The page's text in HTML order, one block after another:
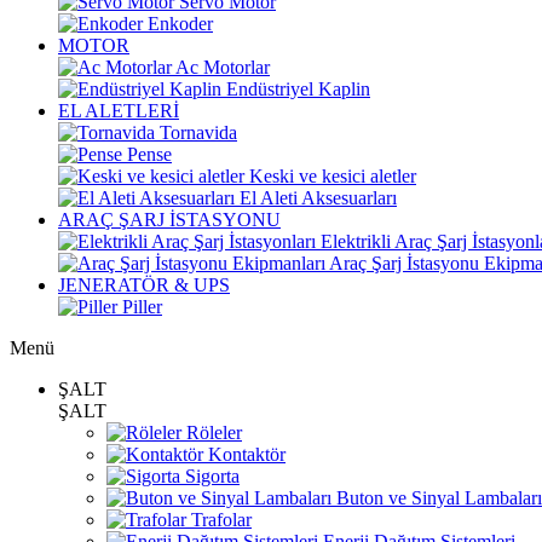
Enkoder
MOTOR
Ac Motorlar
Endüstriyel Kaplin
EL ALETLERİ
Tornavida
Pense
Keski ve kesici aletler
El Aleti Aksesuarları
ARAÇ ŞARJ İSTASYONU
Elektrikli Araç Şarj
Araç Şarj İstasyonu
JENERATÖR & UPS
Piller
Menü
ŞALT
ŞALT
Röleler
Kontaktör
Sigorta
Buton ve Sinyal Lambaları
Trafolar